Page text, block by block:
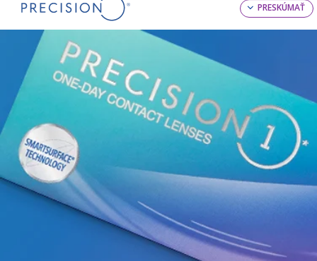
PRESKÚMAŤ